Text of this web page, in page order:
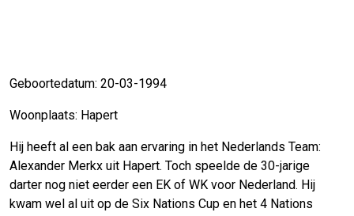
Geboortedatum: 20-03-1994
Woonplaats: Hapert
Hij heeft al een bak aan ervaring in het Nederlands Team:
Alexander Merkx uit Hapert. Toch speelde de 30-jarige
darter nog niet eerder een EK of WK voor Nederland. Hij
kwam wel al uit op de Six Nations Cup en het 4 Nations